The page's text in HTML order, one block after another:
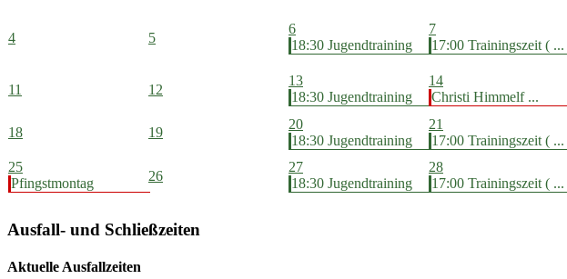
4 5
6
18:30 Jugendtraining
7
17:00 Trainingszeit ( ...
11 12
13
18:30 Jugendtraining
14
Christi Himmelf ...
18 19
20
18:30 Jugendtraining
21
17:00 Trainingszeit ( ...
25
Pfingstmontag
26
27
18:30 Jugendtraining
28
17:00 Trainingszeit ( ...
Ausfall- und Schließzeiten
Aktuelle Ausfallzeiten